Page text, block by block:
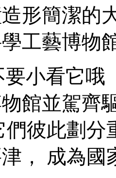
形簡潔的
工藝博物
看它哦 ，
館並駕齊
們彼此劃分
， 成為國